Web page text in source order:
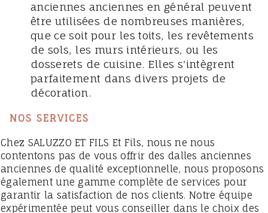
anciennes anciennes en général peuvent
être utilisées de nombreuses manières,
que ce soit pour les toits, les revêtements
de sols, les murs intérieurs, ou les
dosserets de cuisine. Elles s'intègrent
parfaitement dans divers projets de
décoration.
NOS SERVICES
Chez SALUZZO ET FILS Et Fils, nous ne nous
contentons pas de vous offrir des dalles anciennes
anciennes de qualité exceptionnelle, nous proposons
également une gamme complète de services pour
garantir la satisfaction de nos clients. Notre équipe
expérimentée peut vous conseiller dans le choix des